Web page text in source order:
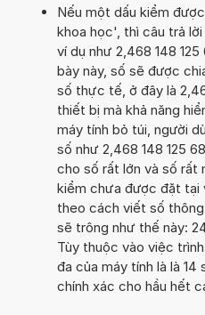
Nếu một dấu kiểm
khoa học', thì câu trả
ví dụ như 2,468 148 125
bày này, số sẽ được
số thực tế, ở đây là
thiết bị mà khả năng
máy tính bỏ túi, người
số như 2,468 148 125
cho số rất lớn và số rất
kiểm chưa được đặt tại
theo cách viết số
sẽ trông như thế này:
Tùy thuộc vào việc
đa của máy tính là là
chính xác cho hầu hết